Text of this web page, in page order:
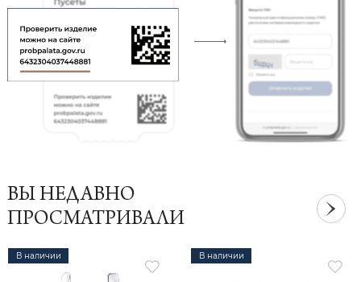
ВЫ НЕДАВНО
ПРОСМАТРИВАЛИ
В наличии В наличии